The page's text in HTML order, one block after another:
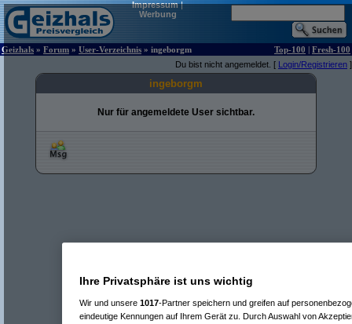
Impressum|
Werbung
Geizhals » Forum » User-Verzeichnis » ingeborgm Top-100 | Fresh-100
Du bist nicht angemeldet. [ Login/Registrieren ]
ingeborgm
Nur für angemeldete User sichtbar.
Ihre Privatsphäre ist uns wichtig
Wir und unsere 1017-Partner speichern und greifen auf
eindeutige Kennungen auf Ihrem Gerät zu. Durch Auswahl von